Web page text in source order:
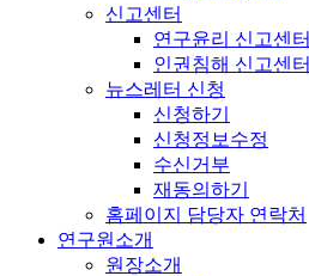
신고센터
연구윤리 신고센터
인권침해 신고센터
뉴스레터 신청
신청하기
신청정보수정
수신거부
재동의하기
홈페이지 담당자 연락처
연구원소개
원장소개